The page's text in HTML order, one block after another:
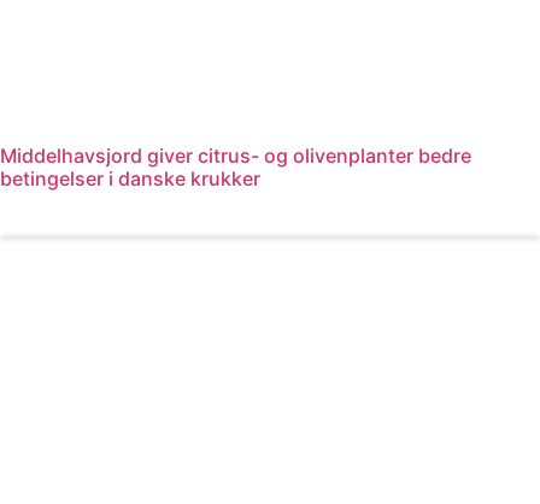
Middelhavsjord giver citrus- og olivenplanter bedre
betingelser i danske krukker